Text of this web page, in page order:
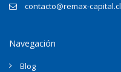
contacto@remax-capital.cl
Navegación
Blog